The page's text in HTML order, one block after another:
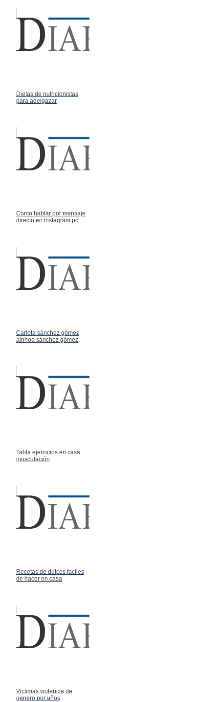
Dietas de nutricionistas
para adelgazar
Como hablar por mensaje
directo en instagram pc
Carlota sánchez gómez
ainhoa sánchez gómez
Tabla ejercicios en casa
musculación
Recetas de dulces faciles
de hacer en casa
Victimas violencia de
genero por años